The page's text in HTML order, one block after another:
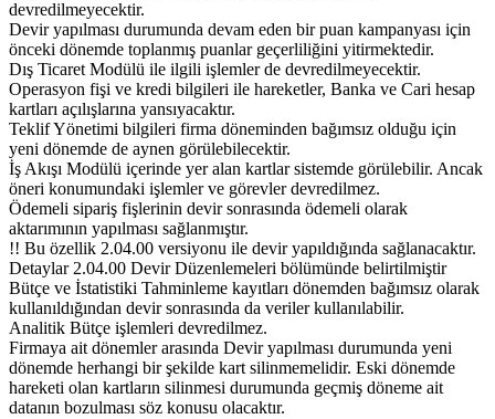
devredilmeyecektir.
Devir yapılması durumunda devam eden bir puan kampanyası için
önceki dönemde toplanmış puanlar geçerliliğini yitirmektedir.
Dış Ticaret Modülü ile ilgili işlemler de devredilmeyecektir.
Operasyon fişi ve kredi bilgileri ile hareketler, Banka ve Cari hesap
kartları açılışlarına yansıyacaktır.
Teklif Yönetimi bilgileri firma döneminden bağımsız olduğu için
yeni dönemde de aynen görülebilecektir.
İş Akışı Modülü içerinde yer alan kartlar sistemde görülebilir. Ancak
öneri konumundaki işlemler ve görevler devredilmez.
Ödemeli sipariş fişlerinin devir sonrasında ödemeli olarak
aktarımının yapılması sağlanmıştır.
!! Bu özellik 2.04.00 versiyonu ile devir yapıldığında sağlanacaktır.
Detaylar 2.04.00 Devir Düzenlemeleri bölümünde belirtilmiştir
Bütçe ve İstatistiki Tahminleme kayıtları dönemden bağımsız olarak
kullanıldığından devir sonrasında da veriler kullanılabilir.
Analitik Bütçe işlemleri devredilmez.
Firmaya ait dönemler arasında Devir yapılması durumunda yeni
dönemde herhangi bir şekilde kart silinmemelidir. Eski dönemde
hareketi olan kartların silinmesi durumunda geçmiş döneme ait
datanın bozulması söz konusu olacaktır.